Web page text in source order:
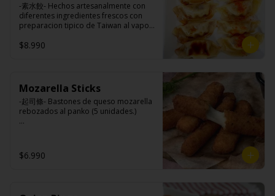
-素水餃- Hechos artesanalmente con
diferentes ingredientes frescos con
preparacion tipico de Taiwan al vapor
salsa de ajo hecho de casa. (APTO
Ingredientes:
Carne de soya, repollo, zanahoria,
harina de trigo, condimento de 5
sabores (naranja, canela, anís,
$8.990
Mozarella Sticks
-起司條- Bastones de queso mozarella
rebozados al panko (5 unidades.)
Ingredientes:
Queso mozzarella, harina de trigo,
$6.990